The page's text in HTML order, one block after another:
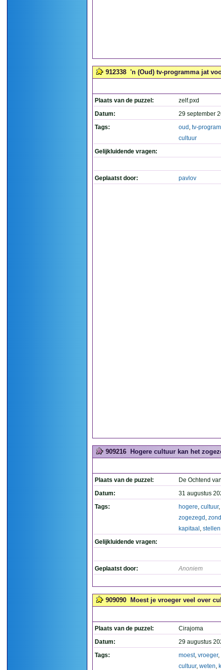
912338 'n (Oud) tv-programma jat
Plaats van de puzzel:
zelf.pxd
Datum:
29 september
Tags:
oud , tv-
cultuur
Gelijkluidende vragen:
Geplaatst door: pavlov
909216 Hogere cultuur kan het
Plaats van de puzzel:
De Ochtend
Datum:
31 augustus
Tags:
hogere, cultuur,
zogezegd ,
kapitaal , stellen
Gelijkluidende vragen:
Geplaatst door: Anoniem
909090 Moest je vroeger veel over
Plaats van de puzzel:
Cirajoma
Datum:
29 augustus
Tags:
moest, vroeger,
cultuur, weten,